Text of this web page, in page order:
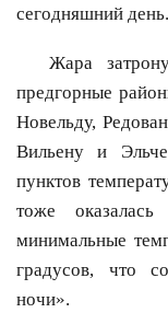
сегодняшний день.
Жара
предгорные
Новельду,
Вильену и
пунктов
тоже
минимальные
градусов, что
ночи».